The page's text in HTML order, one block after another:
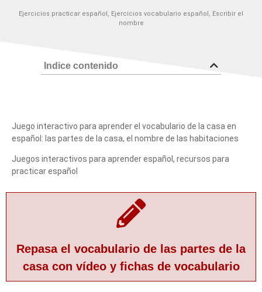
Ejercicios practicar español, Ejercicios vocabulario español, Escribir el
nombre
Indice contenido
Juego interactivo para aprender el vocabulario de la casa en
español: las partes de la casa, el nombre de las habitaciones
Juegos interactivos para aprender español, recursos para
practicar español
Repasa el vocabulario de las partes de la
casa con vídeo y fichas de vocabulario